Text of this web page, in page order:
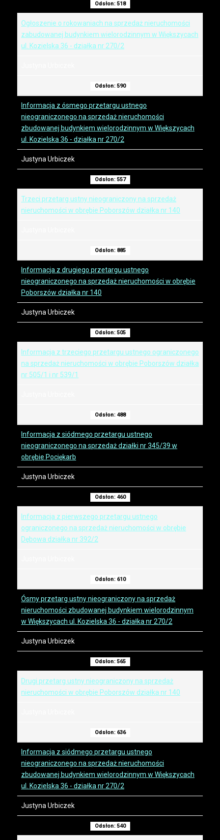
Odsłon: 518
Ogłoszenie o rokowaniach na sprzedaż nieruchomości
zabudowanej budynkiem wielorodzinnym w Większycach
ul. Kozielska 36 - działka nr 270/2
Odsłon: 590
Informacja z ósmego przetargu ustnego
nieograniczonego na sprzedaż nieruchomości
zbudowanej budynkiem wielorodzinnym w Większycach
ul. Kozielska 36 - działka nr 270/2
Justyna Urbiczek
Odsłon: 557
Trzeci przetarg ustny nieograniczony na sprzedaż
nieruchomości w obrębie Poborszów działka nr 140
Odsłon: 885
Informacja z drugiego przetargu ustnego
nieograniczonego na sprzedaż nieruchomości w obrębie
Poborszów działka nr 140
Justyna Urbiczek
Odsłon: 505
Informacja z trzeciego przetargu ustnego ograniczonego
na sprzedaż nieruchomości w obrębie Poborszów działka
nr 505/1 i nr 539/1
Odsłon: 488
Informacja z siódmego przetargu ustnego
nieograniczonego na sprzedaż działki nr 345/39 w
obrębie Pociękarb
Justyna Urbiczek
Odsłon: 460
Informacja z pierwszego przetargu ustnego
ograniczonego na sprzedaż nieruchomości w obrębie
Dębowa działka nr 392/2
Odsłon: 610
Ósmy przetarg ustny nieograniczony na sprzedaż
nieruchomości zbudowanej budynkiem wielorodzinnym
w Większycach ul. Kozielska 36 - działka nr 270/2
Justyna Urbiczek
Odsłon: 565
Drugi przetarg ustny nieograniczony na sprzedaż
nieruchomości w obrębie Poborszów działka nr 140
Odsłon: 636
Informacja z siódmego przetargu ustnego
nieograniczonego na sprzedaż nieruchomości
zbudowanej budynkiem wielorodzinnym w Większycach
ul. Kozielska 36 - działka nr 270/2
Justyna Urbiczek
Odsłon: 540